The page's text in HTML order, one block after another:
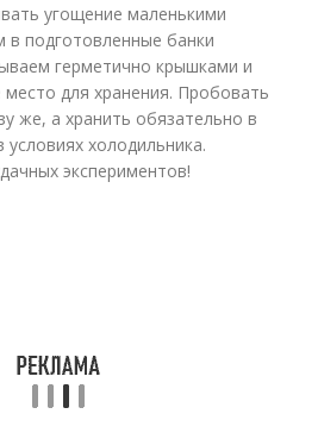
угощение маленькими
подготовленные банки
герметично крышками и
для хранения. Пробовать
же, а хранить обязательно в
холодильника.
экспериментов!